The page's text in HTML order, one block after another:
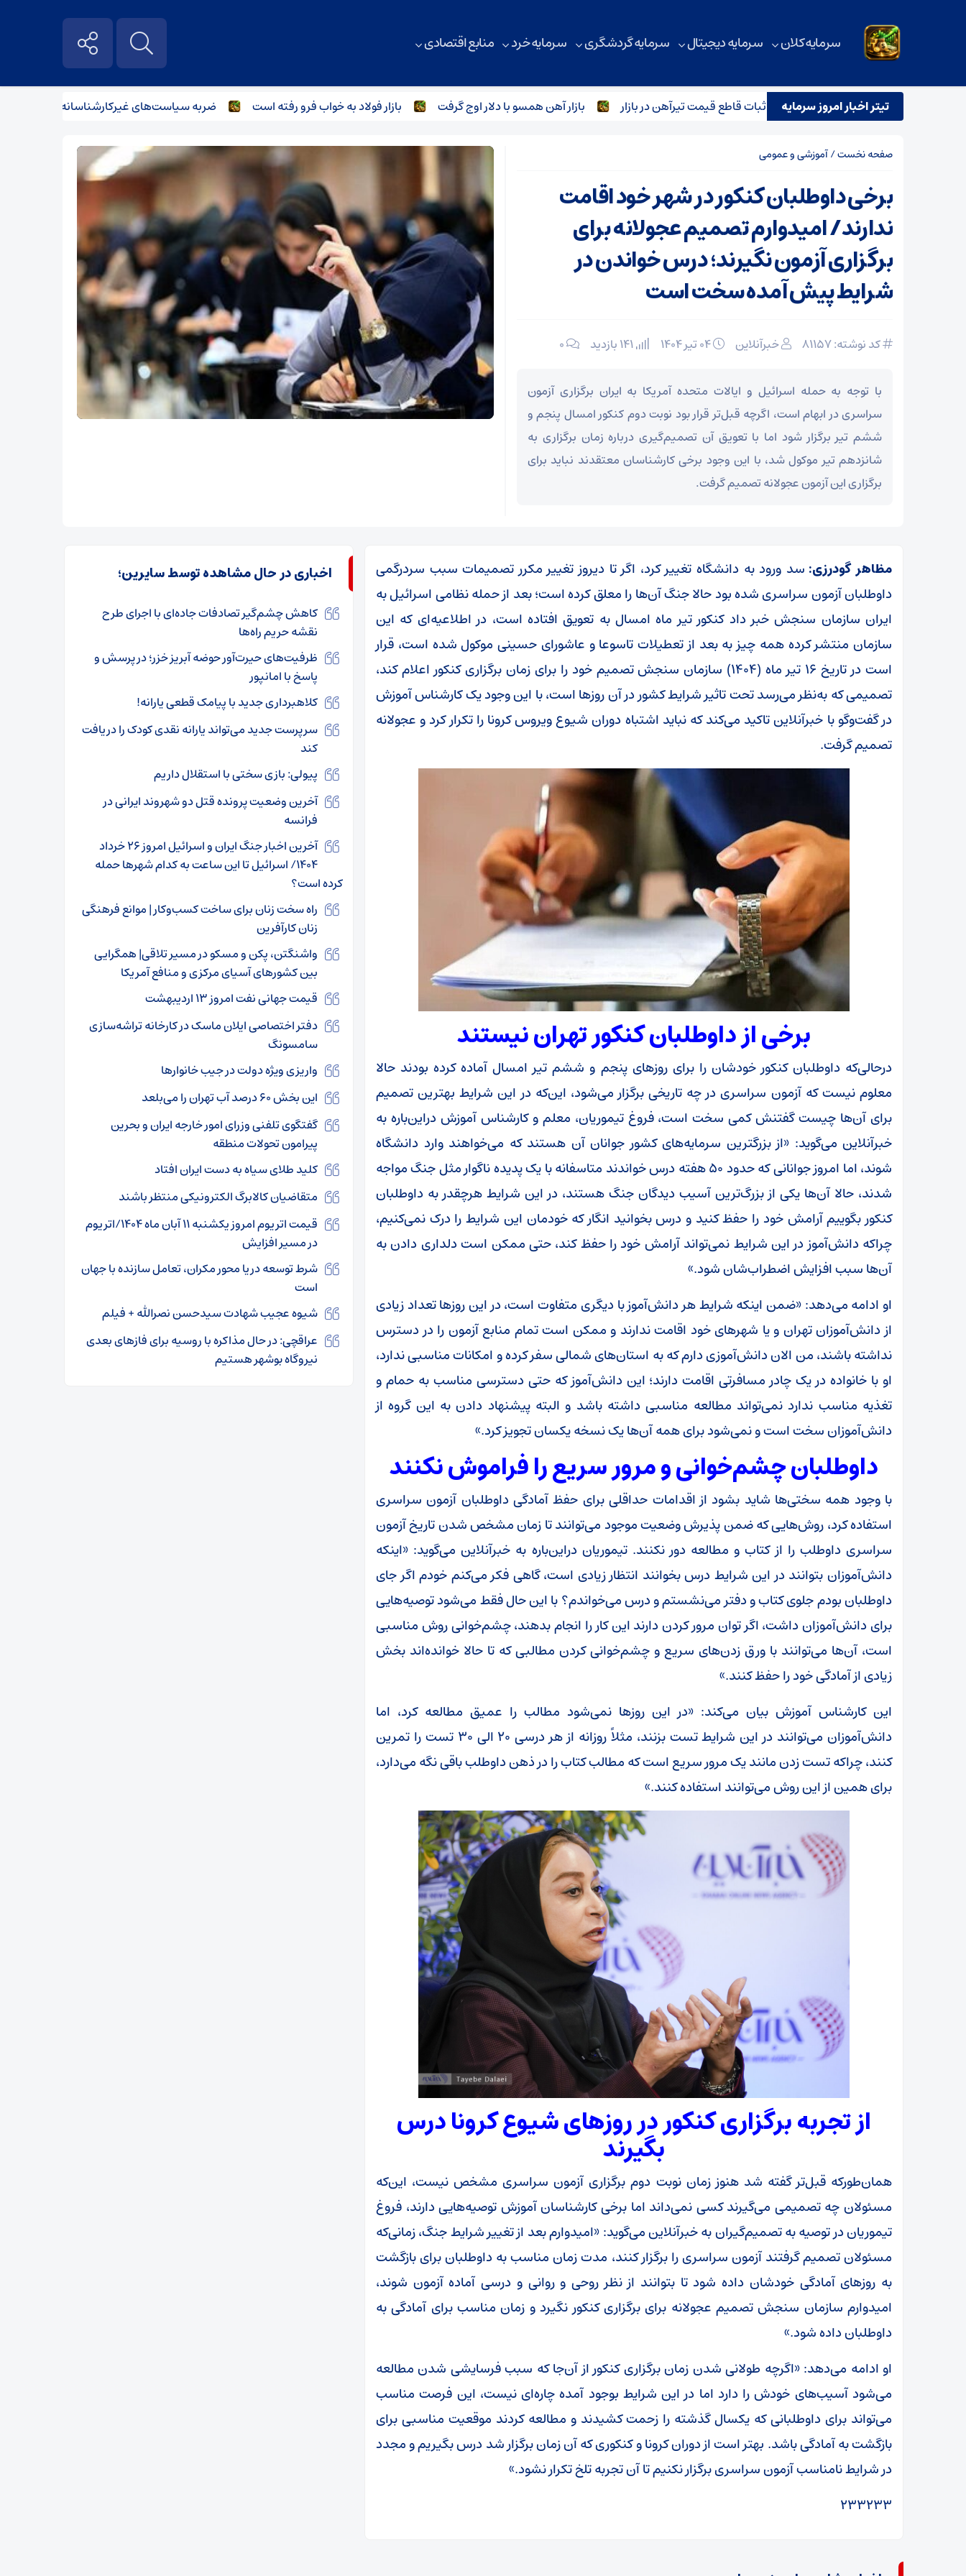
سرمایه کلان سرمایه دیجیتال سرمایه گردشگری سرمایه خرد منابع اقتصادی
تیتر اخبار امروز سرمایهتاثیر آن بر بازار آهن آلات ثبات قاطع قیمت تیرآهن در بازار بازار آهن همسو با دلار اوج گرفت بازار فولاد به خواب فرو رفته است ضربه سیاست‌های غیرکارشناسانه بر صنعت فولاد و
صفحه نخست/آموزشی و عمومی
برخی داوطلبان کنکور در شهر خود اقامت
ندارند/ امیدوارم تصمیم عجولانه برای
برگزاری آزمون نگیرند؛ درس خواندن در
شرایط پیش آمده سخت است
کد نوشته: 81157 خبرآنلاین ۰
با توجه به حمله اسرائیل و ایالات متحده آمریکا به ایران برگزاری آزمون
سراسری در ابهام است، اگرچه قبل‌تر قرار بود نوبت دوم کنکور امسال پنجم و
ششم تیر برگزار شود اما با تعویق آن تصمیم‌گیری درباره زمان برگزاری به
شانزدهم تیر موکول شد، با این وجود برخی کارشناسان معتقدند نباید برای
برگزاری این آزمون عجولانه تصمیم گرفت.
مظاهر گودرزی: سد ورود به دانشگاه تغییر کرد، اگر تا دیروز تغییر مکرر تصمیمات سبب سردرگمی
داوطلبان آزمون سراسری شده بود حالا جنگ آن‌ها را معلق کرده است؛ بعد از حمله نظامی اسرائیل به
ایران سازمان سنجش خبر داد کنکور تیر ماه امسال به تعویق افتاده است، در اطلاعیه‌ای که این
سازمان منتشر کرده همه چیز به بعد از تعطیلات تاسوعا و عاشورای حسینی موکول شده است، قرار
است در تاریخ ۱۶ تیر ماه (۱۴۰۴) سازمان سنجش تصمیم خود را برای زمان برگزاری کنکور اعلام کند،
تصمیمی که به‌نظر می‌رسد تحت تاثیر شرایط کشور در آن روزها است، با این وجود یک کارشناس آموزش
در گفت‌وگو با خبرآنلاین تاکید می‌کند که نباید اشتباه دوران شیوع ویروس کرونا را تکرار کرد و عجولانه
تصمیم گرفت.
برخی از داوطلبان کنکور تهران نیستند
درحالی‌که داوطلبان کنکور خودشان را برای روزهای پنجم و ششم تیر امسال آماده کرده بودند حالا
معلوم نیست که آزمون سراسری در چه تاریخی برگزار می‌شود، این‌که در این شرایط بهترین تصمیم
برای آن‌ها چیست گفتنش کمی سخت است، فروغ تیموریان، معلم و کارشناس آموزش دراین‌باره به
خبرآنلاین می‌گوید: «از بزرگترین سرمایه‌های کشور جوانان آن هستند که می‌خواهند وارد دانشگاه
شوند، اما امروز جوانانی که حدود ۵۰ هفته درس خواندند متاسفانه با یک پدیده ناگوار مثل جنگ مواجه
شدند، حالا آن‌ها یکی از بزرگ‌ترین آسیب دیدگان جنگ هستند، در این شرایط هرچقدر به داوطلبان
کنکور بگوییم آرامش خود را حفظ کنید و درس بخوانید انگار که خودمان این شرایط را درک نمی‌کنیم،
چراکه دانش‌آموز در این شرایط نمی‌تواند آرامش خود را حفظ کند، حتی ممکن است دلداری دادن به
آن‌ها سبب افزایش اضطراب‌شان شود.»
او ادامه می‌دهد: «ضمن اینکه شرایط هر دانش‌آموز با دیگری متفاوت است، در این روزها تعداد زیادی
از دانش‌آموزان تهران و یا شهرهای خود اقامت ندارند و ممکن است تمام منابع آزمون را در دسترس
نداشته باشند، من الان دانش‌آموزی دارم که به استان‌های شمالی سفر کرده و امکانات مناسبی ندارد،
او با خانواده در یک چادر مسافرتی اقامت دارند؛ این دانش‌آموز که حتی دسترسی مناسب به حمام و
تغذیه مناسب ندارد نمی‌تواند مطالعه مناسبی داشته باشد و البته پیشنهاد دادن به این گروه از
دانش‌آموزان سخت است و نمی‌شود برای همه آن‌ها یک نسخه یکسان تجویز کرد.»
داوطلبان چشم‌خوانی و مرور سریع را فراموش نکنند
با وجود همه سختی‌ها شاید بشود از اقدامات حداقلی برای حفظ آمادگی داوطلبان آزمون سراسری
استفاده کرد، روش‌هایی که ضمن پذیرش وضعیت موجود می‌توانند تا زمان مشخص شدن تاریخ آزمون
سراسری داوطلب را از کتاب و مطالعه دور نکنند. تیموریان دراین‌باره به خبرآنلاین می‌گوید: «اینکه
دانش‌آموزان بتوانند در این شرایط درس بخوانند انتظار زیادی است، گاهی فکر می‌کنم خودم اگر جای
داوطلبان بودم جلوی کتاب و دفتر می‌نشستم و درس می‌خواندم؟ با این حال فقط می‌شود توصیه‌هایی
برای دانش‌آموزان داشت، اگر توان مرور کردن دارند این کار را انجام بدهند، چشم‌خوانی روش مناسبی
است، آن‌ها می‌توانند با ورق زدن‌های سریع و چشم‌خوانی کردن مطالبی که تا حالا خوانده‌اند بخش
زیادی از آمادگی خود را حفظ کنند.»
این کارشناس آموزش بیان می‌کند: «در این روزها نمی‌شود مطالب را عمیق مطالعه کرد، اما
دانش‌آموزان می‌توانند در این شرایط تست بزنند، مثلاً روزانه از هر درسی ۲۰ الی ۳۰ تست را تمرین
کنند، چراکه تست زدن مانند یک مرور سریع است که مطالب کتاب را در ذهن داوطلب باقی نگه می‌دارد،
برای همین از این روش می‌توانند استفاده کنند.»
از تجربه برگزاری کنکور در روزهای شیوع کرونا درس
بگیرند
همان‌طورکه قبل‌تر گفته شد هنوز زمان نوبت دوم برگزاری آزمون سراسری مشخص نیست، این‌که
مسئولان چه تصمیمی می‌گیرند کسی نمی‌داند اما برخی کارشناسان آموزش توصیه‌هایی دارند، فروغ
تیموریان در توصیه به تصمیم‌گیران به خبرآنلاین می‌گوید: «امیدوارم بعد از تغییر شرایط جنگ، زمانی‌که
مسئولان تصمیم گرفتند آزمون سراسری را برگزار کنند، مدت زمان مناسب به داوطلبان برای بازگشت
به روزهای آمادگی خودشان داده شود تا بتوانند از نظر روحی و روانی و درسی آماده آزمون شوند،
امیدوارم سازمان سنجش تصمیم عجولانه برای برگزاری کنکور نگیرد و زمان مناسب برای آمادگی به
داوطلبان داده شود.»
او ادامه می‌دهد: «اگرچه طولانی شدن زمان برگزاری کنکور از آن‌جا که سبب فرسایشی شدن مطالعه
می‌شود آسیب‌های خودش را دارد اما در این شرایط بوجود آمده چاره‌ای نیست، این فرصت مناسب
می‌تواند برای داوطلبانی که یکسال گذشته را زحمت کشیدند و مطالعه کردند موقعیت مناسبی برای
بازگشت به آمادگی باشد. بهتر است از دوران کرونا و کنکوری که آن زمان برگزار شد درس بگیریم و مجدد
در شرایط نامناسب آزمون سراسری برگزار نکنیم تا آن تجربه تلخ تکرار نشود.»
۲۳۳۲۳۳
اخباری در حال مشاهده توسط سایرین؛
کاهش چشم‌گیر تصادفات جاده‌ای با اجرای طرح
نقشه حریم راه‌ها
ظرفیت‌های حیرت‌آور حوضه آبریز خزر؛ در پرسش و
پاسخ با امانپور
کلاهبرداری جدید با پیامک قطعی یارانه!
سرپرست جدید می‌تواند یارانه نقدی کودک را دریافت
کند
پیولی: بازی سختی با استقلال داریم
آخرین وضعیت پرونده قتل دو شهروند ایرانی در
فرانسه
آخرین اخبار جنگ ایران و اسرائیل امروز ۲۶ خرداد
۱۴۰۴/ اسرائیل تا این ساعت به کدام شهر‌ها حمله
کرده است؟
راه سخت زنان برای ساخت کسب‌وکار | موانع فرهنگی
زنان کارآفرین
واشنگتن، پکن و مسکو در مسیر تلاقی| همگرایی
بین کشورهای آسیای مرکزی و منافع آمریکا
قیمت جهانی نفت امروز ۱۳ اردیبهشت
دفتر اختصاصی ایلان ماسک در کارخانه تراشه‌سازی
سامسونگ
واریزی ویژه دولت در جیب خانوارها
این بخش ۶۰ درصد آب تهران را می‌بلعد
گفتگوی تلفنی وزرای امور خارجه ایران و بحرین
پیرامون تحولات منطقه
کلید طلای سیاه به دست ایران افتاد
متقاضیان کالابرگ الکترونیکی منتظر باشند
قیمت اتریوم امروز یکشنبه ۱۱ آبان ماه ۱۴۰۴/اتریوم
در مسیر افزایش
شرط توسعه دریا محور مکران، تعامل سازنده با جهان
است
شیوه عجیب شهادت سیدحسن نصرالله + فیلم
عراقچی: در حال مذاکره با روسیه برای فازهای بعدی
نیروگاه بوشهر هستیم